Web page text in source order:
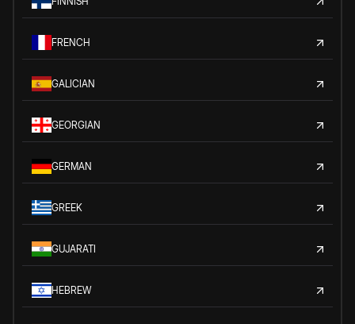
FRENCH
GALICIAN
GEORGIAN
GERMAN
GREEK
GUJARATI
HEBREW